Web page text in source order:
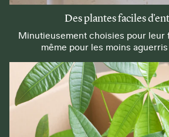
Des plantes faciles
Minutieusement choisies pour leur
même pour les moins